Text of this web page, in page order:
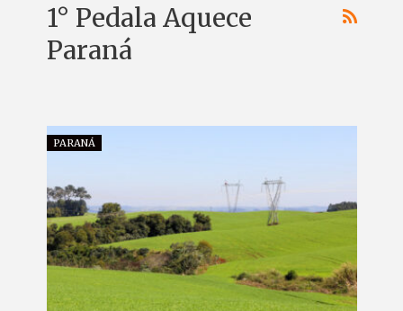
1° Pedala Aquece
Paraná
PARANÁ